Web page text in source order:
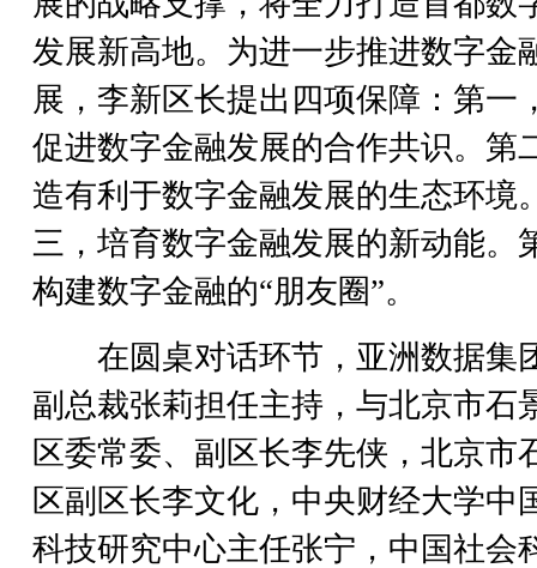
发展新高地。为进一步推进数字金
展，李新区长提出四项保障：第一
促进数字金融发展的合作共识。第
造有利于数字金融发展的生态环境
三，培育数字金融发展的新动能。
构建数字金融的“朋友圈”。
在圆桌对话环节，亚洲数据集
副总裁张莉担任主持，与北京市石
区委常委、副区长李先侠，北京市
区副区长李文化，中央财经大学中
科技研究中心主任张宁，中国社会